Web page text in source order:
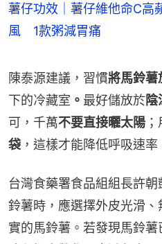
薯仔功效｜薯仔維他命C高
風 1款粥減胃痛
陳泰源建議，習慣將馬鈴薯
下的冷藏室 。 最好儲放於
可，千萬不要直接曬太陽
袋 ，這樣才能降低呼吸速率
台灣食藥署食品組組長許
鈴薯時，應選擇外皮光滑
實的馬鈴薯。若發現馬鈴薯